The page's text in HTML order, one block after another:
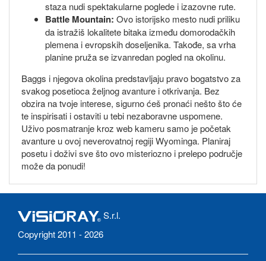
staza nudi spektakularne poglede i izazovne rute.
Battle Mountain: Ovo istorijsko mesto nudi priliku
da istražiš lokalitete bitaka između domorodačkih
plemena i evropskih doseljenika. Takođe, sa vrha
planine pruža se izvanredan pogled na okolinu.
Baggs i njegova okolina predstavljaju pravo bogatstvo za
svakog posetioca željnog avanture i otkrivanja. Bez
obzira na tvoje interese, sigurno ćeš pronaći nešto što će
te inspirisati i ostaviti u tebi nezaboravne uspomene.
Uživo posmatranje kroz web kameru samo je početak
avanture u ovoj neverovatnoj regiji Wyominga. Planiraj
posetu i doživi sve što ovo misteriozno i prelepo područje
može da ponudi!
S.r.l.
Copyright 2011 - 2026